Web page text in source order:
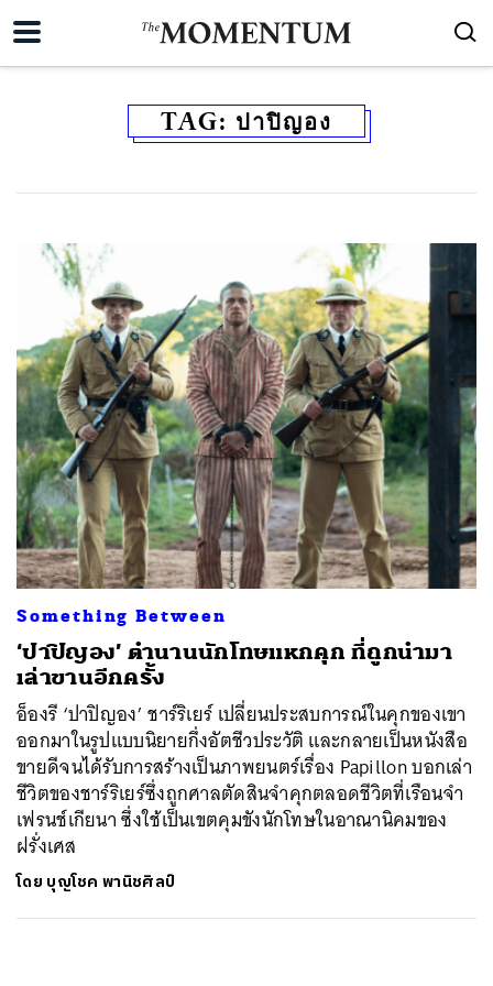
TAG: ปาปิญอง
Something Between
‘ปาปิญอง’ ตำนานนักโทษแหกคุก ที่ถูกนำมา
เล่าขานอีกครั้ง
อ็องรี ‘ปาปิญอง’ ชาร์ริเยร์ เปลี่ยนประสบการณ์ในคุกของเขา
ออกมาในรูปแบบนิยายกึ่งอัตชีวประวัติ และกลายเป็นหนังสือ
ขายดีจนได้รับการสร้างเป็นภาพยนตร์เรื่อง Papillon บอกเล่า
ชีวิตของชาร์ริเยร์ซึ่งถูกศาลตัดสินจำคุกตลอดชีวิตที่เรือนจำ
เฟรนช์เกียนา ซึ่งใช้เป็นเขตคุมขังนักโทษในอาณานิคมของ
ฝรั่งเศส
โดย บุญโชค พานิชศิลป์
ค้นหา
SHARE TWEET